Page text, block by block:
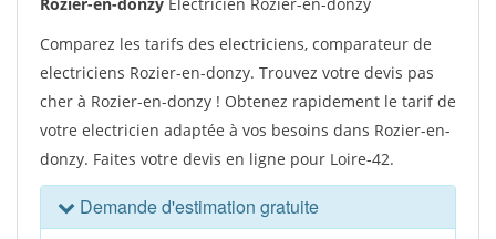
Comparez les tarifs des electriciens, comparateur de
electriciens Rozier-en-donzy. Trouvez votre devis pas
cher à Rozier-en-donzy ! Obtenez rapidement le tarif de
votre electricien adaptée à vos besoins dans Rozier-en-
donzy. Faites votre devis en ligne pour Loire-42.